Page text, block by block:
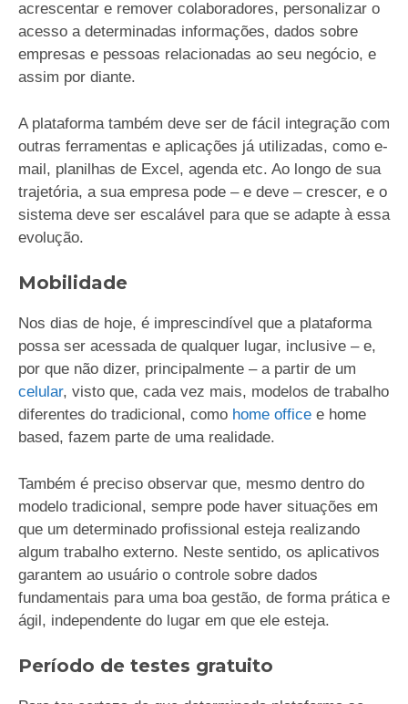
acrescentar e remover colaboradores, personalizar o
acesso a determinadas informações, dados sobre
empresas e pessoas relacionadas ao seu negócio, e
assim por diante.
A plataforma também deve ser de fácil integração com
outras ferramentas e aplicações já utilizadas, como e-
mail, planilhas de Excel, agenda etc. Ao longo de sua
trajetória, a sua empresa pode – e deve – crescer, e o
sistema deve ser escalável para que se adapte à essa
evolução.
Mobilidade
Nos dias de hoje, é imprescindível que a plataforma
possa ser acessada de qualquer lugar, inclusive – e,
por que não dizer, principalmente – a partir de um
celular, visto que, cada vez mais, modelos de trabalho
diferentes do tradicional, como home office e home
based, fazem parte de uma realidade.
Também é preciso observar que, mesmo dentro do
modelo tradicional, sempre pode haver situações em
que um determinado profissional esteja realizando
algum trabalho externo. Neste sentido, os aplicativos
garantem ao usuário o controle sobre dados
fundamentais para uma boa gestão, de forma prática e
ágil, independente do lugar em que ele esteja.
Período de testes gratuito